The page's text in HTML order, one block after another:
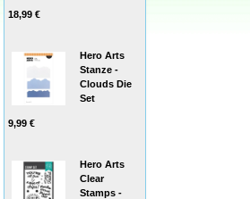
18,99 €
Hero Arts
Stanze -
Clouds Die
Set
9,99 €
Hero Arts
Clear
Stamps -